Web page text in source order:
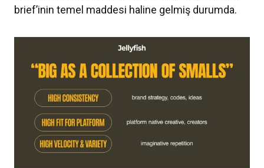
brief’inin temel maddesi haline gelmiş durumda.